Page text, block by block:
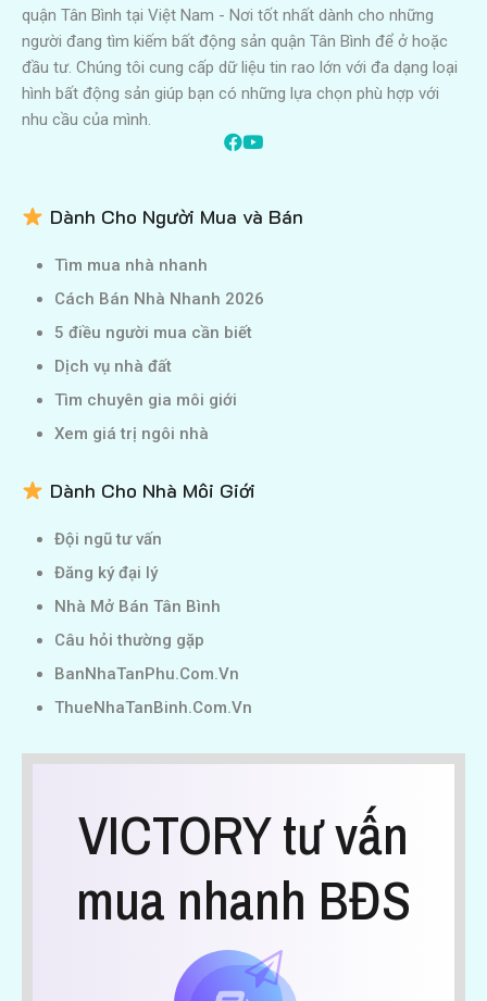
quận Tân Bình tại Việt Nam - Nơi tốt nhất dành cho những
người đang tìm kiếm bất động sản quận Tân Bình để ở hoặc
đầu tư. Chúng tôi cung cấp dữ liệu tin rao lớn với đa dạng loại
hình bất động sản giúp bạn có những lựa chọn phù hợp với
nhu cầu của mình.
Dành Cho Người Mua và Bán
Tìm mua nhà nhanh
Cách Bán Nhà Nhanh 2026
5 điều người mua cần biết
Dịch vụ nhà đất
Tìm chuyên gia môi giới
Xem giá trị ngôi nhà
Dành Cho Nhà Môi Giới
Đội ngũ tư vấn
Đăng ký đại lý
Nhà Mở Bán Tân Bình
Câu hỏi thường gặp
BanNhaTanPhu.Com.Vn
ThueNhaTanBinh.Com.Vn
VICTORY tư vấn
mua nhanh BĐS